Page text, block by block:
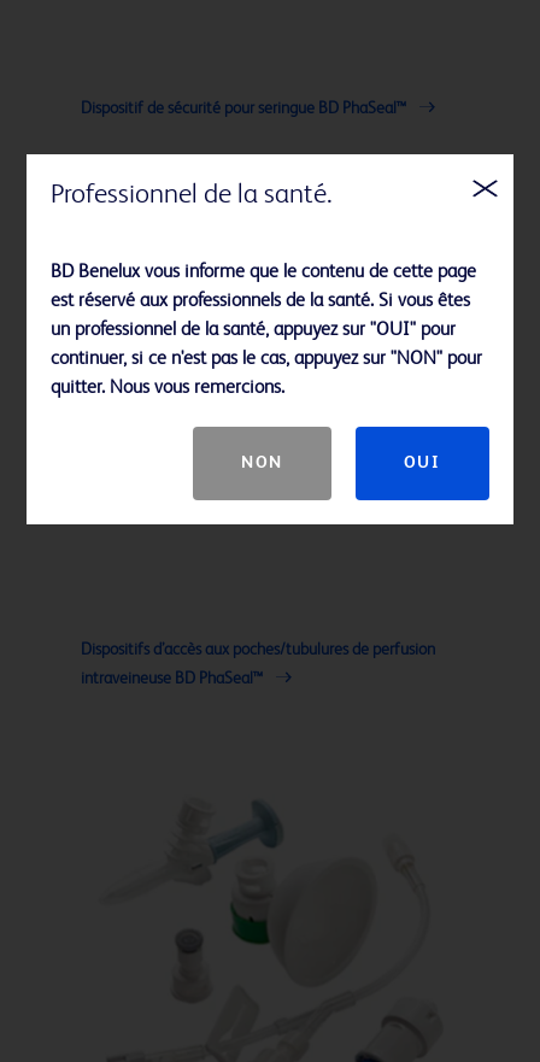
Dispositif de sécurité pour seringue BD PhaSeal™
Dispositifs d’accès aux poches/tubulures de perfusion
intraveineuse BD PhaSeal™
Professionnel de la santé.
BD Benelux vous informe que le contenu de cette page
est réservé aux professionnels de la santé. Si vous êtes
un professionnel de la santé, appuyez sur "OUI" pour
continuer, si ce n'est pas le cas, appuyez sur "NON" pour
quitter. Nous vous remercions.
NON OUI